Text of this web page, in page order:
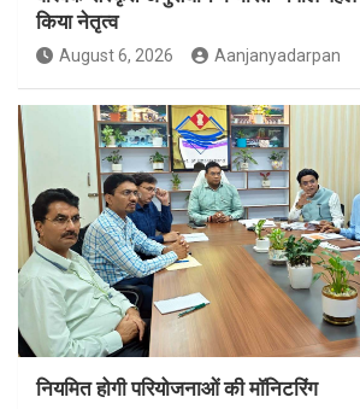
किया नेतृत्व
August 6, 2026 Aanjanyadarpan
नियमित होगी परियोजनाओं की मॉनिटरिंग